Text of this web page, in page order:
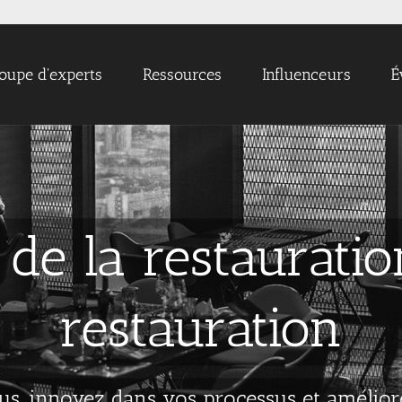
d'experts Ressources Influenceurs
la
restauration